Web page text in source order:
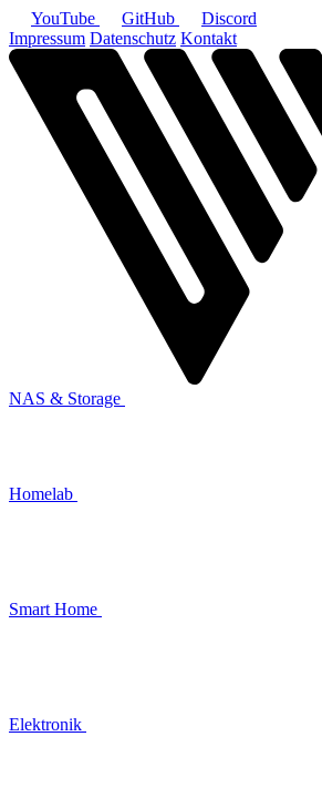
YouTube GitHub
Discord
Impressum Datenschutz Kontakt
NAS & Storage
Homelab
Smart Home
Elektronik